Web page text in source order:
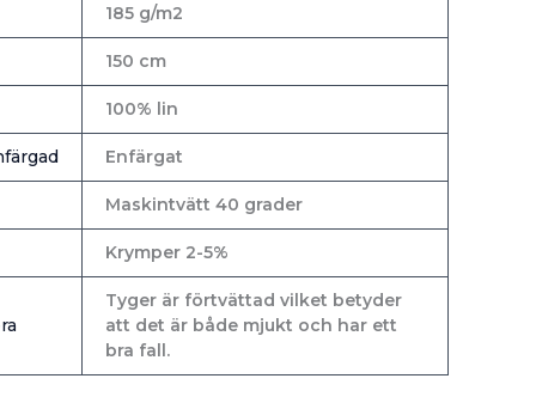
185 g/m2
150 cm
100% lin
Enfärgat
Maskintvätt 40 grader
Krymper 2-5%
Tyger är förtvättad vilket betyder
att det är både mjukt och har ett
bra fall.